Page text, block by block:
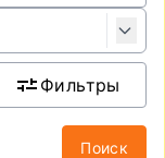
Фильтры
Поиск